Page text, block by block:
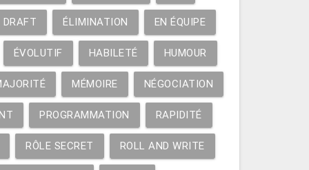
DRAFT ÉLIMINATION EN ÉQUIPE
ÉVOLUTIF HABILETÉ HUMOUR
MÉMOIRE NÉGOCIATION
PROGRAMMATION RAPIDITÉ
RÔLE SECRET ROLL AND WRITE